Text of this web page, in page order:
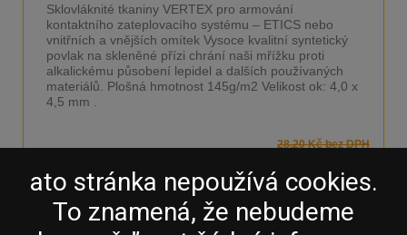
Sklovláknité tkaniny VERTEX pro armování
kontaktního zateplovacího systému – ETICS nebo
vnitřních a vnějších omítek Vysoce kvalitní syntetický
povlak na skleněné přízi chrání naši mřížku proti
alkalickému působení lepidel a dalších používaných
materiálů. Plošná hmotnost 145g/m2 Velikost ok: 4,0 x
4,5 mm .
28,20 Kč bez DPH
21,50 Kč
ato stránka nepoužívá cookies.
To znamená, že nebudeme